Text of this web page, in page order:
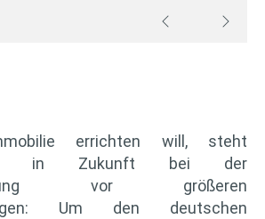
errichten will, steht
in Zukunft bei der
vor größeren
Um den deutschen